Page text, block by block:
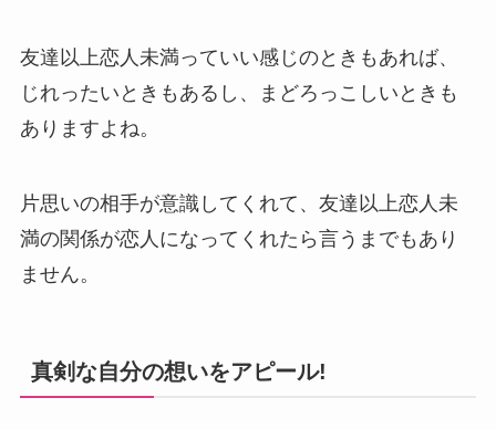
友達以上恋人未満っていい感じのときもあれば、
じれったいときもあるし、まどろっこしいときも
ありますよね。
片思いの相手が意識してくれて、友達以上恋人未
満の関係が恋人になってくれたら言うまでもあり
ません。
真剣な自分の想いをアピール!